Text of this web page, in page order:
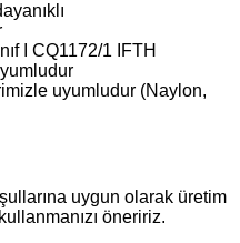
I CQ1172/1 IFTH
uyumludur (Naylon,
uygun olarak üretim
öneririz.